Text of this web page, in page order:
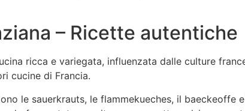
– Ricette autentiche
ricca e variegata, influenzata dalle culture
cucine di Francia.
le sauerkrauts, le flammekueches, il baeckeoffe